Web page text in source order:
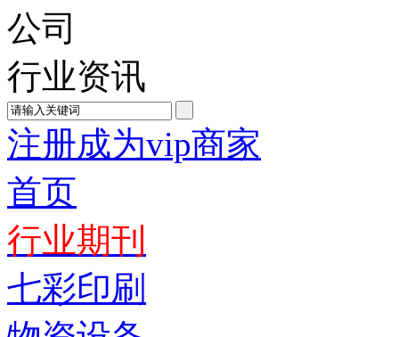
公司
行业资讯
注册成为vip商家
首页
行业期刊
七彩印刷